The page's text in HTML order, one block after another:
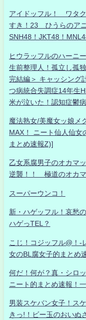
アイドッフル！ ワタ
すき！23 ひうらのア
SNH48！JKT48！
ヒウラッフルのハーニ
生前整理人！孤立し孤
完結編＞ キャッシング
つ病統合失調症14年生
米が泣いた！認知症鬱
魔法熟女/美魔女ッ娘メ
MAX！ ニート仙人仙女
まとめ速報Z)]
乙女系腐男子のオカマ
逆襲！！ 極道のオカマ
スーパーウンコ！
新・ハゲッフル！哀愁
ハゲっTEL？
こじ！コジッフル@！-
女のBL腐女子的まとめ
何だ！何が？真・シ
ニート的まとめ速報！
男装スケバン女子！ス
きっ!！ビー玉のおい